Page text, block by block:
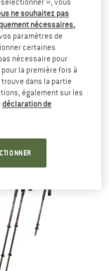
Zero
de randonnée
(0)
ne souhaitez pas
nécessaires,
paramètres de
certaines
nécessaire pour
la première fois à
dans la partie
également sur les
déclaration de